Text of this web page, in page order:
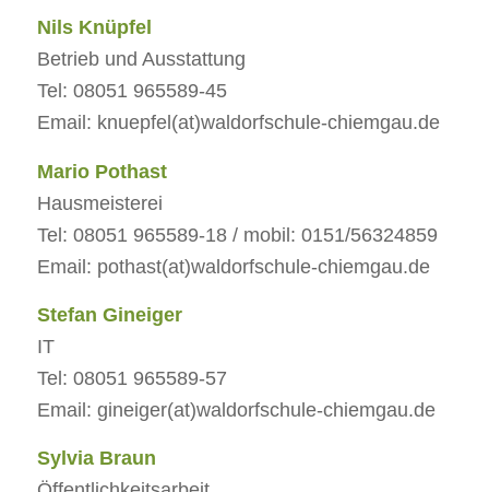
Nils Knüpfel
Betrieb und Ausstattung
Tel: 08051 965589-45
Email: knuepfel(at)waldorfschule-chiemgau.de
Mario Pothast
Hausmeisterei
Tel: 08051 965589-18 / mobil: 0151/56324859
Email: pothast(at)waldorfschule-chiemgau.de
Stefan Gineiger
IT
Tel: 08051 965589-57
Email: gineiger(at)waldorfschule-chiemgau.de
Sylvia Braun